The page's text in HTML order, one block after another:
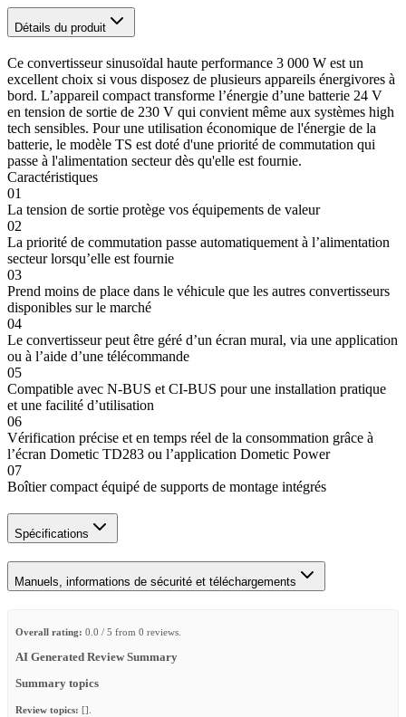
Détails du produit
Ce convertisseur sinusoïdal haute performance 3 000 W est un
excellent choix si vous disposez de plusieurs appareils énergivores à
bord. L’appareil compact transforme l’énergie d’une batterie 24 V
en tension de sortie de 230 V qui convient même aux systèmes high
tech sensibles. Pour une utilisation économique de l'énergie de la
batterie, le modèle TS est doté d'une priorité de commutation qui
passe à l'alimentation secteur dès qu'elle est fournie.
Caractéristiques
01
La tension de sortie protège vos équipements de valeur
02
La priorité de commutation passe automatiquement à l’alimentation
secteur lorsqu’elle est fournie
03
Prend moins de place dans le véhicule que les autres convertisseurs
disponibles sur le marché
04
Le convertisseur peut être géré d’un écran mural, via une application
ou à l’aide d’une télécommande
05
Compatible avec N-BUS et CI-BUS pour une installation pratique
et une facilité d’utilisation
06
Vérification précise et en temps réel de la consommation grâce à
l’écran Dometic TD283 ou l’application Dometic Power
07
Boîtier compact équipé de supports de montage intégrés
Spécifications
Manuels, informations de sécurité et téléchargements
Overall rating: 0.0 / 5 from 0 reviews.
AI Generated Review Summary
Summary topics
Review topics: [].